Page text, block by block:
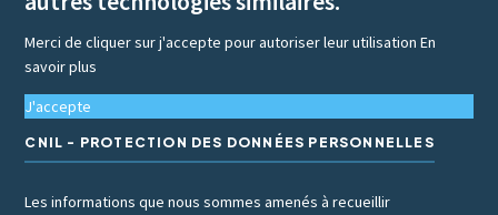
Merci de cliquer sur j'accepte pour autoriser leur utilisationEn
savoir plus
J'accepte
CNIL - PROTECTION DES DONNÉES PERSONNELLES
Les informations que nous sommes amenés à recueillir